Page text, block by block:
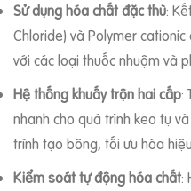
Sử dụng hóa chất đặc thù:
Chloride) và Polymer
với các loại thuốc nhuộm và
Hệ thống khuấy trộn hai cấp:
nhanh cho quá trình keo tụ
trình tạo bông, tối ưu hóa
Kiểm soát tự động hóa chất: